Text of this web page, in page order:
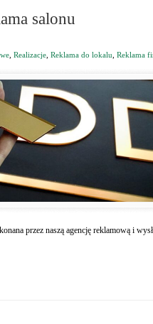
salonu
Realizacje Reklama do lokalu Reklama
przez naszą agencję reklamową i